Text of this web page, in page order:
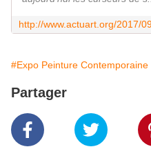
#Expo Peinture Contemporaine
Partager